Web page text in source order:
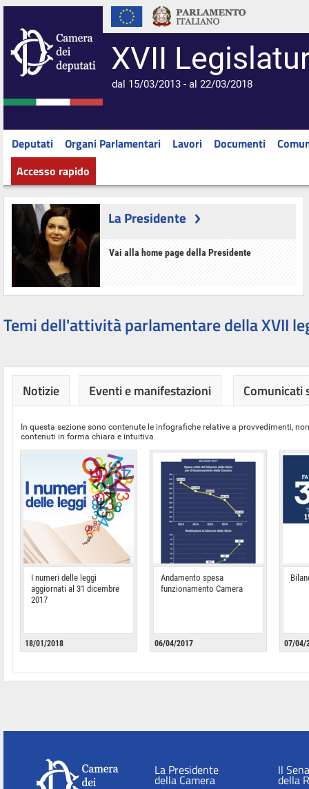
XVII
dal 15/03/2013 - al 22/03/2018
Deputati Organi Parlamentari Lavori Documenti
Accesso rapido
La Presidente
Vai alla home page della Presidente
Temi dell'attività parlamentare della XVII
Notizie Eventi e manifestazioni Comunicati
In questa sezione sono contenute le infografiche relative a provvedimenti,
contenuti in forma chiara e intuitiva
I numeri delle leggi
aggiornati al 31 dicembre
2017
18/01/2018
Andamento spesa
funzionamento Camera
06/04/2017 07/04/
La Presidente
della Camera
Il
della